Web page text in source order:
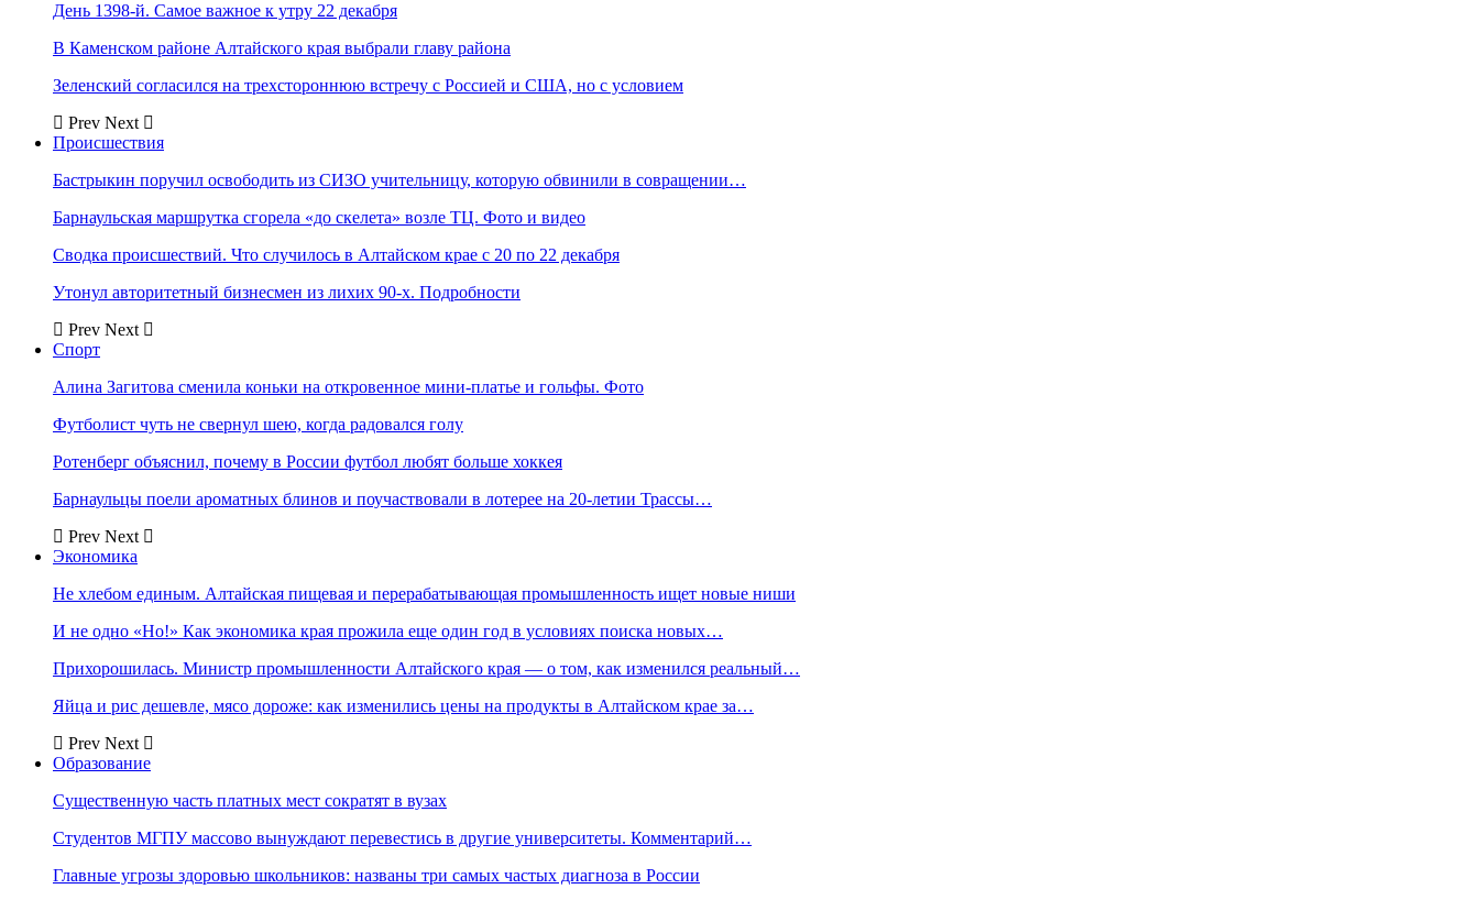
День 1398-й. Самое важное к утру 22 декабря
В Каменском районе Алтайского края выбрали главу района
Зеленский согласился на трехстороннюю встречу с Россией и США, но с условием
Prev Next
Происшествия
Бастрыкин поручил освободить из СИЗО учительницу, которую обвинили в совращении…
Барнаульская маршрутка сгорела «до скелета» возле ТЦ. Фото и видео
Сводка происшествий. Что случилось в Алтайском крае с 20 по 22 декабря
Утонул авторитетный бизнесмен из лихих 90-х. Подробности
Prev Next
Спорт
Алина Загитова сменила коньки на откровенное мини-платье и гольфы. Фото
Футболист чуть не свернул шею, когда радовался голу
Ротенберг объяснил, почему в России футбол любят больше хоккея
Барнаульцы поели ароматных блинов и поучаствовали в лотерее на 20-летии Трассы…
Prev Next
Экономика
Не хлебом единым. Алтайская пищевая и перерабатывающая промышленность ищет новые ниши
И не одно «Но!» Как экономика края прожила еще один год в условиях поиска новых…
Прихорошилась. Министр промышленности Алтайского края — о том, как изменился реальный…
Яйца и рис дешевле, мясо дороже: как изменились цены на продукты в Алтайском крае за…
Prev Next
Образование
Существенную часть платных мест сократят в вузах
Студентов МГПУ массово вынуждают перевестись в другие университеты. Комментарий…
Главные угрозы здоровью школьников: названы три самых частых диагноза в России